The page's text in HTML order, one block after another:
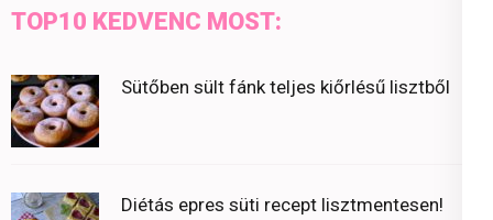
TOP10 KEDVENC MOST:
Sütőben sült fánk teljes kiőrlésű lisztből
Diétás epres süti recept lisztmentesen!